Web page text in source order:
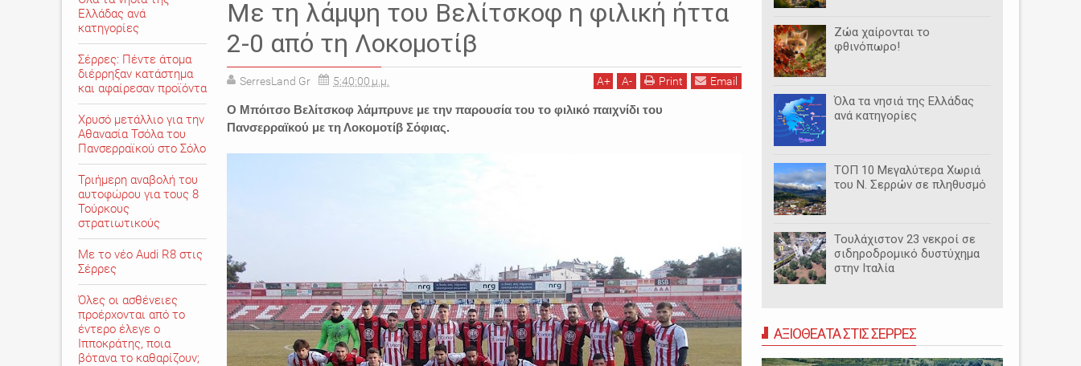
Με τη λάμψη του Βελίτσκοφ η φιλική ήττα
2-0 από τη Λοκομοτίβ
SerresLand Gr 5:40:00 μ.μ. A+ A- Print Email
Ο Μπόιτσο Βελίτσκοφ λάμπρυνε με την παρουσία του το φιλικό παιχνίδι του
Πανσερραϊκού με τη Λοκομοτίβ Σόφιας.
Ζώα χαίρονται το
φθινόπωρο!
Όλα τα νησιά της Ελλάδας
ανά κατηγορίες
ΤΟΠ 10 Μεγαλύτερα Χωριά
του Ν. Σερρών σε πληθυσμό
Τουλάχιστον 23 νεκροί σε
σιδηροδρομικό δυστύχημα
στην Ιταλία
ΑΞΙΟΘΕΑΤΑ ΣΤΙΣ ΣΕΡΡΕΣ
Ελλάδας ανά
κατηγορίες
Σέρρες: Πέντε άτομα
διέρρηξαν κατάστημα
και αφαίρεσαν προϊόντα
Χρυσό μετάλλιο για την
Αθανασία Τσόλα του
Πανσερραϊκού στο Σόλο
Τριήμερη αναβολή του
αυτοφώρου για τους 8
Τούρκους
στρατιωτικούς
Με το νέο Audi R8 στις
Σέρρες
Όλες οι ασθένειες
προέρχονται από το
έντερο έλεγε ο
Ιπποκράτης, ποια
βότανα το καθαρίζουν;